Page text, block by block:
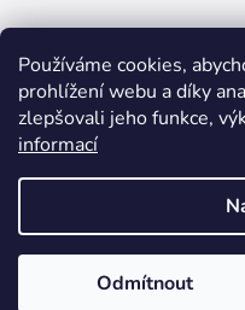
Používáme cookies,
prohlížení webu a díky
zlepšovali jeho funkce,
informací
Odmítnout